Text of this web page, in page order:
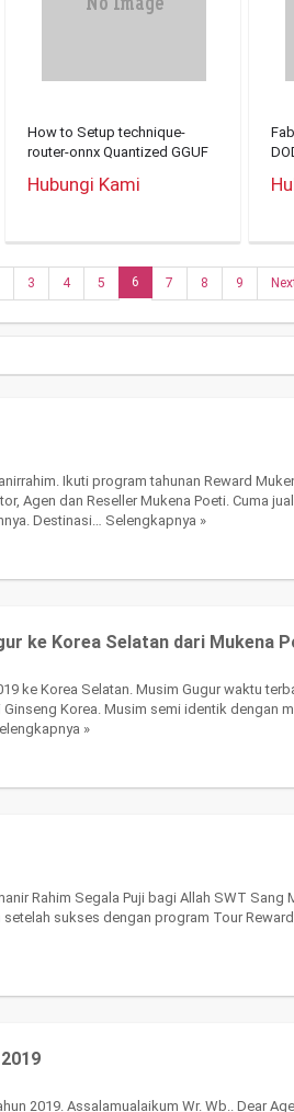
How to Setup technique-
router-onnx Quantized GGUF
Hubungi Kami
3 4 5 6 7 8 9
Ikuti program tahunan Reward
Agen dan Reseller Mukena Poeti. Cuma
Destinasi… Selengkapnya »
ke Korea Selatan dari Mukena
ke Korea Selatan. Musim Gugur waktu
Korea. Musim semi identik dengan
»
sukses dengan program Tour
2019. Assalamualaikum Wr. Wb.. Dear